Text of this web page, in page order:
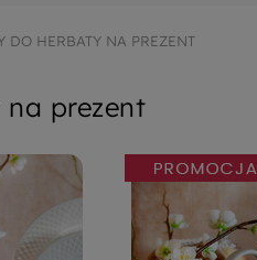
DO HERBATY NA PREZENT
prezent